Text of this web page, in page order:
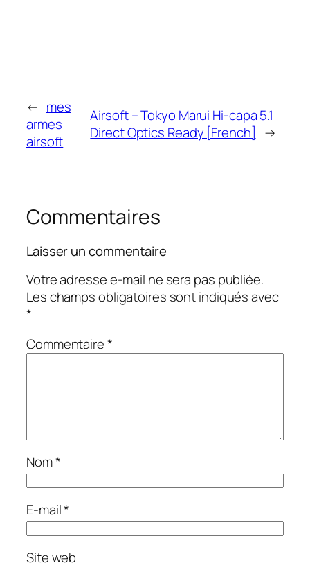
← mes
armes
airsoft
Airsoft – Tokyo Marui Hi-capa 5.1
Direct Optics Ready [French] →
Commentaires
Laisser un commentaire
Votre adresse e-mail ne sera pas publiée.
Les champs obligatoires sont indiqués avec
*
Commentaire*
Nom*
E-mail*
Site web